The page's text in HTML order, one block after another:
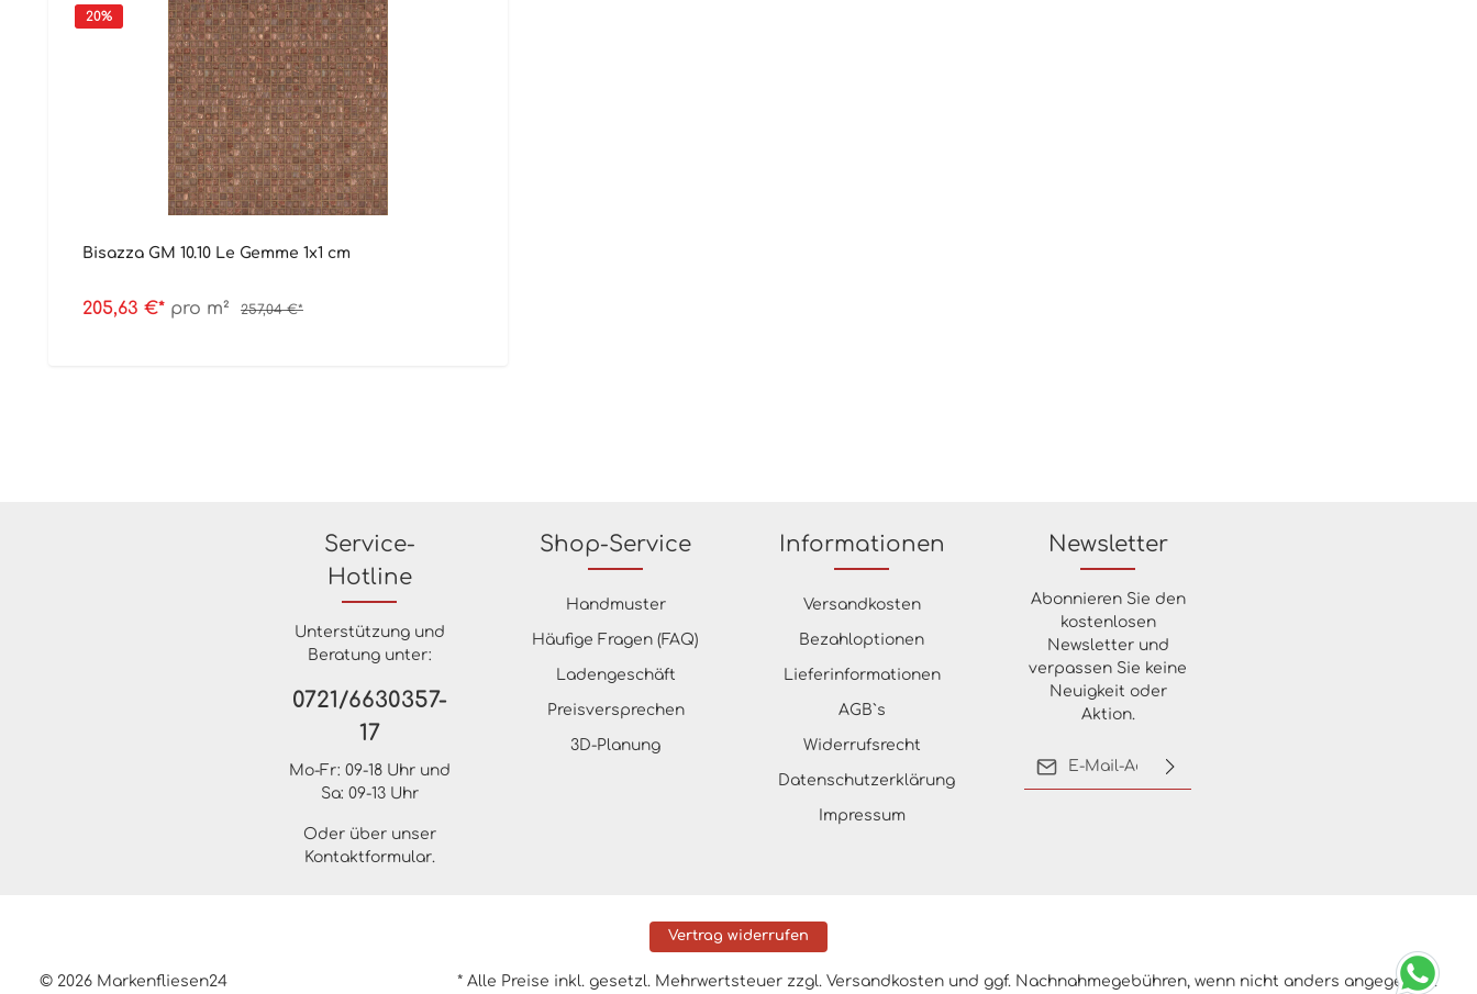
20%
Bisazza GM 10.10 Le Gemme 1x1 cm
205,63 €* pro m² 257,04 €*
Newsletter
Abonnieren Sie den
kostenlosen
Newsletter und
verpassen Sie keine
Neuigkeit oder
Aktion.
Service-
Hotline
Unterstützung und
Beratung unter:
0721/6630357-
17
Mo-Fr: 09-18 Uhr und
Sa: 09-13 Uhr
Oder über unser
Kontaktformular.
Shop-Service
Handmuster
Häufige Fragen (FAQ)
Ladengeschäft
Preisversprechen
3D-Planung
Informationen
Versandkosten
Bezahloptionen
Lieferinformationen
AGB`s
Widerrufsrecht
Datenschutzerklärung
Impressum
Vertrag widerrufen
© 2026 Markenfliesen24 * Alle Preise inkl. gesetzl. Mehrwertsteuer zzgl. Versandkosten und ggf. Nachnahmegebühren, wenn nicht anders angegeben.